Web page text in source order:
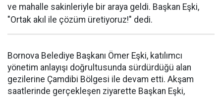
ve mahalle sakinleriyle bir araya geldi. Başkan Eşki,
"Ortak akıl ile çözüm üretiyoruz!" dedi.
Bornova Belediye Başkanı Ömer Eşki, katılımcı
yönetim anlayışı doğrultusunda sürdürdüğü alan
gezilerine Çamdibi Bölgesi ile devam etti. Akşam
saatlerinde gerçekleşen ziyarette Başkan Eşki,